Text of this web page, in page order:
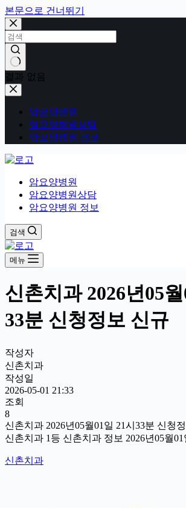
본문으로 건너뛰기
결과 없음
암요양병원
암요양병원상담
암요양병원 정보
암요양병원
암요양병원상담
암요양병원 정보
검색
메뉴
신촌치과 2026년05
33분 신청정보 신규
작성자
신촌치과
작성일
2026-05-01 21:33
조회
8
신촌치과 2026년05월01일 21시33분 신청
신촌치과 1등 신촌치과 정보 2026년05월01
신촌치과